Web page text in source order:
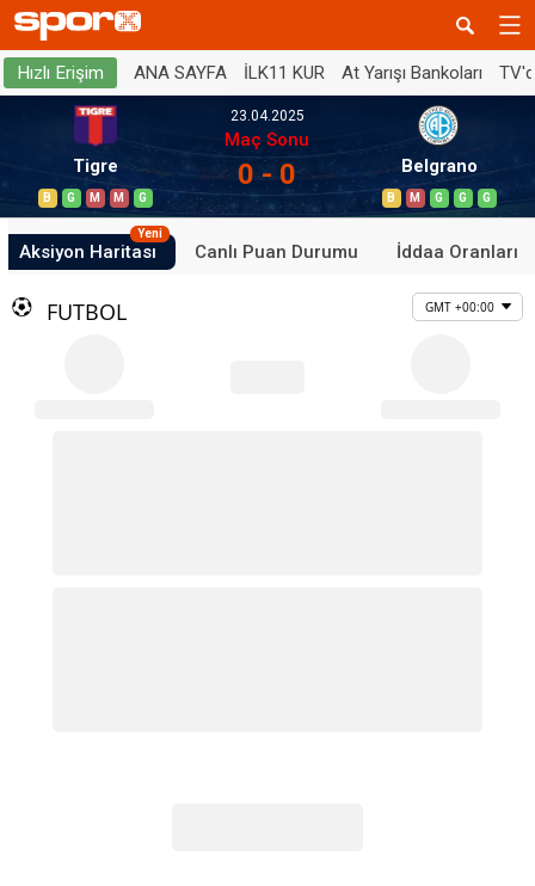
Hızlı Erişim ANA SAYFA İLK11 KUR At Yarışı Bankoları
Tigre
B G M M G
23.04.2025
Maç Sonu
0 - 0 Belgrano
B M G G G
Aksiyon Haritası
Yeni
Canlı Puan Durumu İddaa Oranları
FUTBOL GMT +00:00